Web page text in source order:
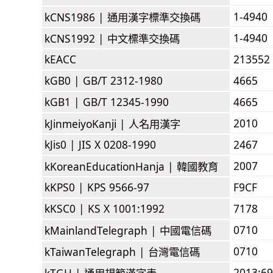
kCNS1986 | 通用漢字標準交換碼
1-4940
kCNS1992 | 中文標準交換碼
1-4940
kEACC
213552
kGB0 | GB/T 2312-1980
4665
kGB1 | GB/T 12345-1990
4665
kJinmeiyoKanji | 人名用漢字
2010
kJis0 | JIS X 0208-1990
2467
kKoreanEducationHanja | 韓國教育
2007
kKPS0 | KPS 9566-97
F9CF
kKSC0 | KS X 1001:1992
7178
kMainlandTelegraph | 中國電信碼
0710
kTaiwanTelegraph | 台灣電信碼
0710